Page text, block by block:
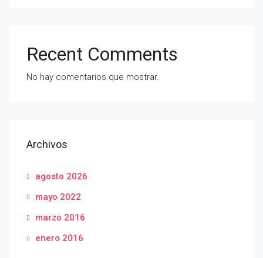
Recent Comments
No hay comentarios que mostrar.
Archivos
agosto 2026
mayo 2022
marzo 2016
enero 2016